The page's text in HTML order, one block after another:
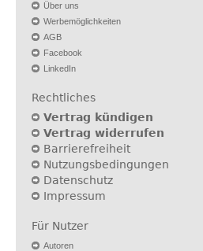
Über uns
Werbemöglichkeiten
AGB
Facebook
LinkedIn
Rechtliches
Vertrag kündigen
Vertrag widerrufen
Barrierefreiheit
Nutzungsbedingungen
Datenschutz
Impressum
Für Nutzer
Autoren